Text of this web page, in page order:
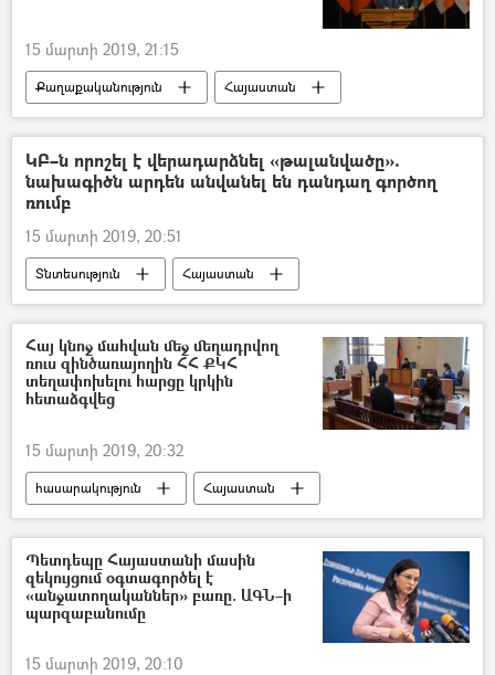
15 մարտի 2019, 21:15
Քաղաքականություն Հայաստան
ԿԲ–ն որոշել է վերադարձնել «թալանվածը».
նախագիծն արդեն անվանել են դանդաղ գործող
ռումբ
15 մարտի 2019, 20:51
Տնտեսություն
Հայաստան
Կենտրոնական բանկ (ԿԲ)
Նիկոլ Փաշինյան
Հայ կնոջ մահվան մեջ մեղադրվող
ռուս զինծառայողին ՀՀ ՔԿՀ
տեղափոխելու հարցը կրկին
հետաձգվեց
15 մարտի 2019, 20:32
հասարակություն
Հայաստան
Գյումրի
Պետդեպը Հայաստանի մասին
զեկույցում օգտագործել է
«անջատողականներ» բառը. ԱԳՆ–ի
պարզաբանումը
15 մարտի 2019, 20:10